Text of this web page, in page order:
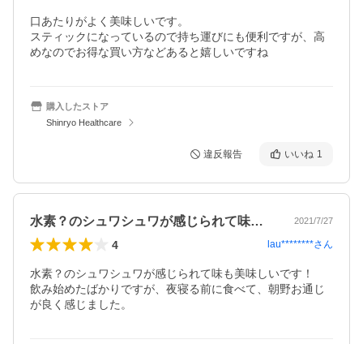
口あたりがよく美味しいです。
スティックになっているので持ち運びにも便利ですが、高
めなのでお得な買い方などあると嬉しいですね
購入したストア
Shinryo Healthcare
違反報告 いいね 1
水素？のシュワシュワが感じられて味も美… 2021/7/27
4 lau********さん
水素？のシュワシュワが感じられて味も美味しいです！
飲み始めたばかりですが、夜寝る前に食べて、朝野お通じ
が良く感じました。